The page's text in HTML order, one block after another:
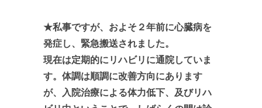
★私事ですが、およそ２年前に心臓病を
発症し、緊急搬送されました。
現在は定期的にリハビリに通院していま
す。体調は順調に改善方向にあります
が、入院治療による体力低下、及びリハ